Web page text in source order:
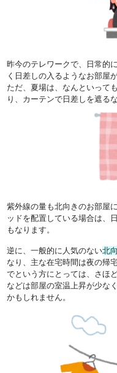
昨今のテレワークで、日常的
く日差しの入るようなお部屋
ただ、夏場は、なんといって
り、カーテンで日差しを遮る
紫外線の量も北向きのお部屋
ッドを配置している場合は、
もなります。
逆に、一般的に人気のない北
なり、主な在宅時間は夜の帰
でという方にとっては、さほ
などは部屋の室温上昇が少な
かもしれません。